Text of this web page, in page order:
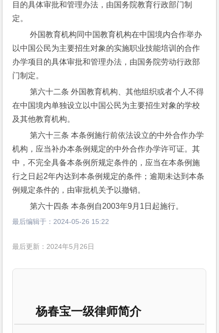
目的具体审批和管理办法，由国务院教育行政部门制
定。
外国教育机构同中国教育机构在中国境内合作举办
以中国公民为主要招生对象的实施职业技能培训的合作
办学项目的具体审批和管理办法，由国务院劳动行政部
门制定。
第六十二条 外国教育机构、其他组织或者个人不得
在中国境内单独设立以中国公民为主要招生对象的学校
及其他教育机构。
第六十三条 本条例施行前依法设立的中外合作办学
机构，应当补办本条例规定的中外合作办学许可证。其
中，不完全具备本条例所规定条件的，应当在本条例施
行之日起2年内达到本条例规定的条件；逾期未达到本条
例规定条件的，由审批机关予以撤销。
第六十四条 本条例自2003年9月1日起施行。
最后编辑于： 2024-05-26 15:22
最后更新：2024年5月26日
杨春宝一级律师简介